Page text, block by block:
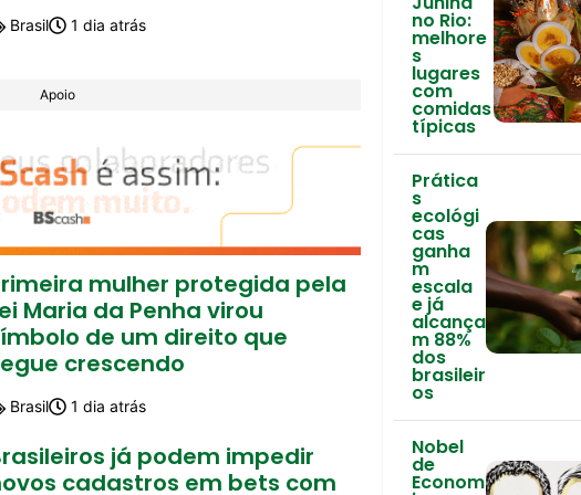
Brasil 1 dia atrás
Apoio
mulher protegida pela
Maria da Penha virou
de um direito que
crescendo
Brasil 1 dia atrás
já podem impedir
cadastros em bets com
no Rio:
melhore
s
lugares
com
comidas
típicas
Prática
s
ecológi
cas
ganha
m
escala
e já
alcança
m 88%
dos
brasileir
os
Nobel
de
Econom